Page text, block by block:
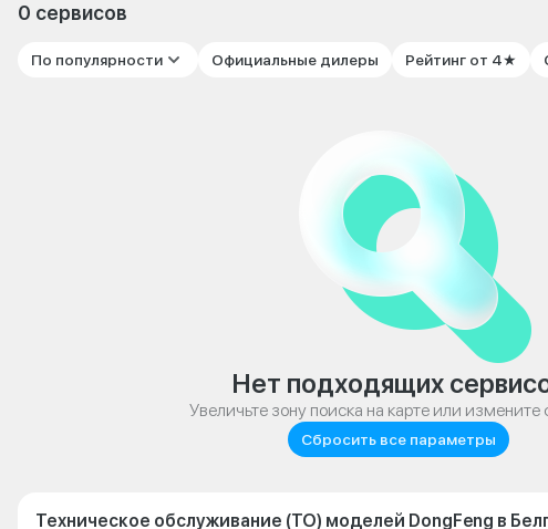
0 сервисов
По популярности Официальные дилеры Рейтинг от 4★
Нет подходящих
Увеличьте зону поиска на карте или измените
Сбросить все параметры
Техническое обслуживание (ТО) моделей DongFeng в